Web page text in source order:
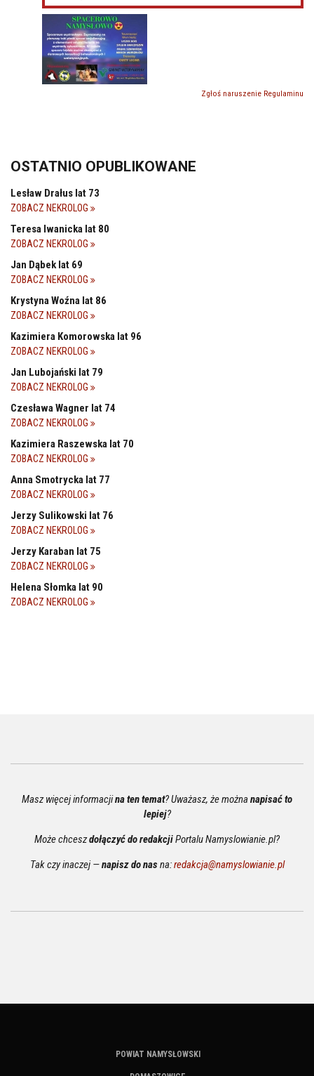
Zgłoś naruszenie Regulaminu
OSTATNIO OPUBLIKOWANE
Lesław Drałus lat 73
ZOBACZ NEKROLOG
Teresa Iwanicka lat 80
ZOBACZ NEKROLOG
Jan Dąbek lat 69
ZOBACZ NEKROLOG
Krystyna Woźna lat 86
ZOBACZ NEKROLOG
Kazimiera Komorowska lat 96
ZOBACZ NEKROLOG
Jan Lubojański lat 79
ZOBACZ NEKROLOG
Czesława Wagner lat 74
ZOBACZ NEKROLOG
Kazimiera Raszewska lat 70
ZOBACZ NEKROLOG
Anna Smotrycka lat 77
ZOBACZ NEKROLOG
Jerzy Sulikowski lat 76
ZOBACZ NEKROLOG
Jerzy Karaban lat 75
ZOBACZ NEKROLOG
Helena Słomka lat 90
ZOBACZ NEKROLOG
Masz więcej informacjina ten temat? Uważasz, że możnanapisać to
lepiej?
Może chceszdołączyć do redakcjiPortalu Namyslowianie.pl?
Tak czy inaczej —napisz do nasna:redakcja@namyslowianie.pl
POWIAT NAMYSŁOWSKI